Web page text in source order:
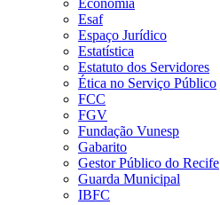
Economia
Esaf
Espaço Jurídico
Estatística
Estatuto dos Servidores
Ética no Serviço Público
FCC
FGV
Fundação Vunesp
Gabarito
Gestor Público do Recife
Guarda Municipal
IBFC